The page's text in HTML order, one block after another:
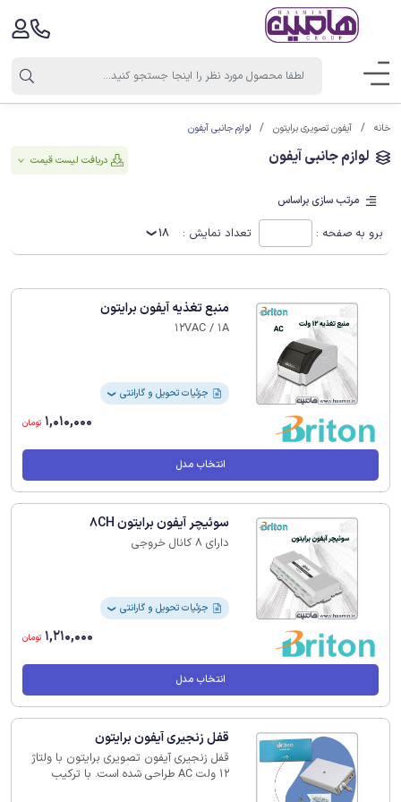
خانه آیفون تصویری برایتون لوازم جانبی آیفون
لوازم جانبی آیفون دریافت لیست قیمت
مرتب سازی براساس
برو به صفحه : تعداد نمایش : 18
منبع تغذیه آیفون برایتون
12VAC / 1A
جزئیات تحویل و گارانتی ❯
1,010,000 تومان
انتخاب مدل
سوئیچر آیفون برایتون 8CH
دارای 8 کانال خروجی
جزئیات تحویل و گارانتی ❯
1,210,000 تومان
انتخاب مدل
قفل زنجیری آیفون برایتون
قفل زنجیری آیفون تصویری برایتون با ولتاژ
12 ولت AC طراحی شده است. با ترکیب